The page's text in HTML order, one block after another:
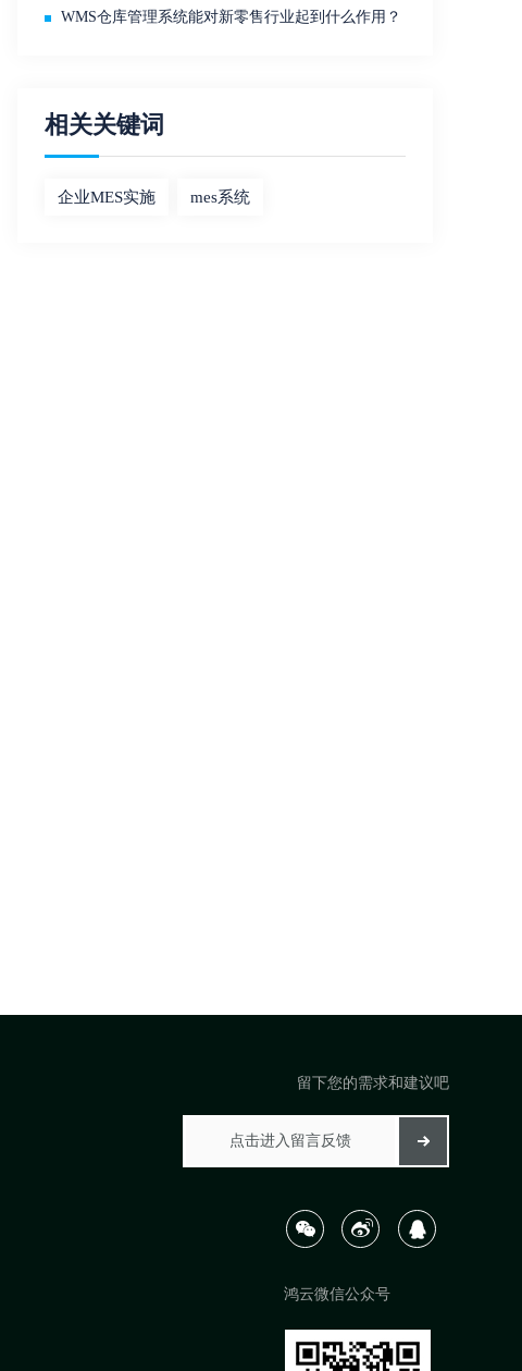
WMS仓库管理系统能对新零售行业起到什么作用？
相关关键词
企业MES实施 mes系统
留下您的需求和建议吧
鸿云微信公众号